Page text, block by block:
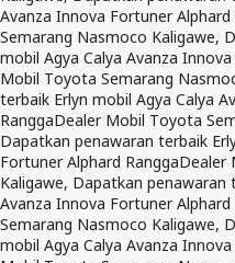
Avanza Innova Fortuner Alphard
Semarang Nasmoco Kaligawe,
mobil Agya Calya Avanza
Mobil Toyota Semarang
terbaik Erlyn mobil Agya Calya
RanggaDealer Mobil Toyota
Dapatkan penawaran terbaik
Fortuner Alphard RanggaDealer
Kaligawe, Dapatkan penawaran
Avanza Innova Fortuner Alphard
Semarang Nasmoco Kaligawe,
mobil Agya Calya Avanza